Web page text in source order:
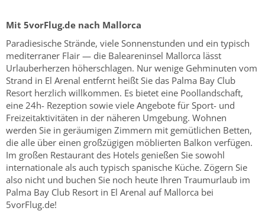
Mit 5vorFlug.de nach Mallorca
Paradiesische Strände, viele Sonnenstunden und ein typisch
mediterraner Flair — die Baleareninsel Mallorca lässt
Urlauberherzen höherschlagen. Nur wenige Gehminuten vom
Strand in El Arenal entfernt heißt Sie das Palma Bay Club
Resort herzlich willkommen. Es bietet eine Poollandschaft,
eine 24h- Rezeption sowie viele Angebote für Sport- und
Freizeitaktivitäten in der näheren Umgebung. Wohnen
werden Sie in geräumigen Zimmern mit gemütlichen Betten,
die alle über einen großzügigen möblierten Balkon verfügen.
Im großen Restaurant des Hotels genießen Sie sowohl
internationale als auch typisch spanische Küche. Zögern Sie
also nicht und buchen Sie noch heute Ihren Traumurlaub im
Palma Bay Club Resort in El Arenal auf Mallorca bei
5vorFlug.de!